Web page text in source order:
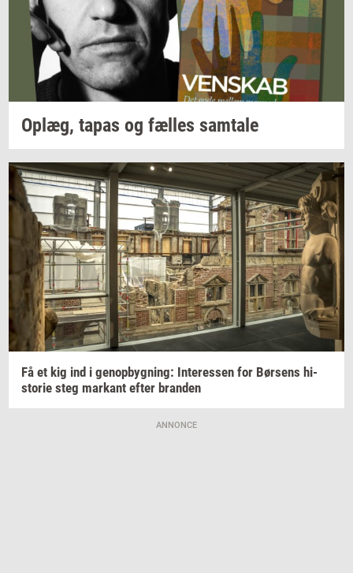
Oplæg, tapas og fæl­les sam­ta­le
Få et kig ind i genop­byg­ning: In­ter­es­sen for Bør­sens hi­
sto­rie steg mar­kant efter bran­den
ANNONCE